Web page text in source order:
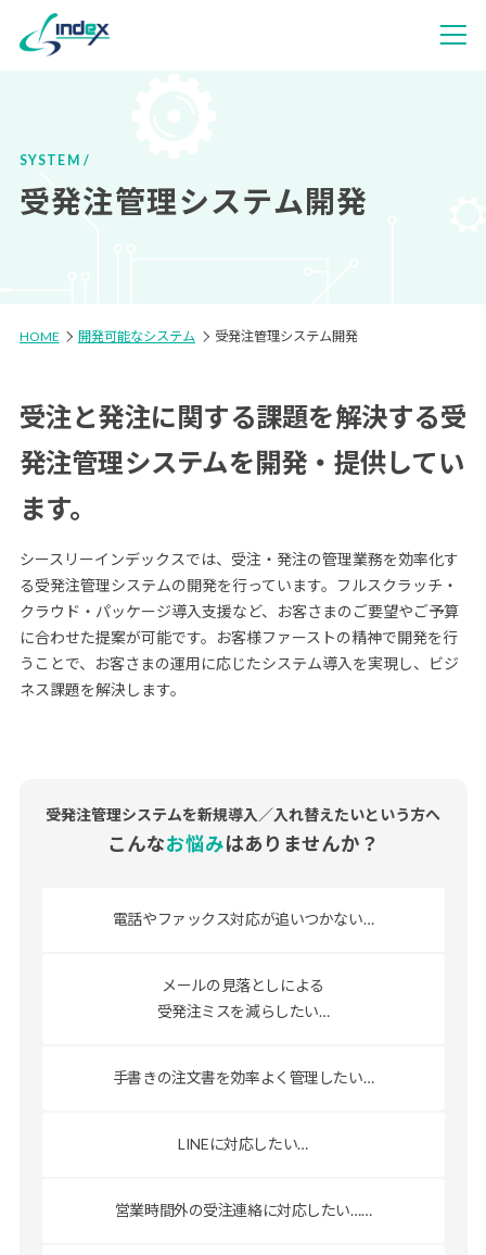
SYSTEM
受発注管理システム開発
HOME 開発可能なシステム 受発注管理システム開発
受注と発注に関する課題を解決する受
発注管理システムを開発・提供してい
ます。
シースリーインデックスでは、受注・発注の管理業務を効率化す
る受発注管理システムの開発を行っています。
フルスクラッチ・
クラウド・パッケージ導入支援など、お客さまのご要望やご予算
に合わせた提案が可能です。
お客様ファーストの精神で開発を行
うことで、お客さまの運用に応じたシステム導入を実現し、ビジ
ネス課題を解決します。
受発注管理システムを新規導入／入れ替えたいという方へ
こんなお悩みはありませんか？
電話やファックス対応が追いつかない…
メールの見落としによる
受発注ミスを減らしたい…
手書きの注文書を効率よく管理したい…
LINEに対応したい…
営業時間外の受注連絡に対応したい……